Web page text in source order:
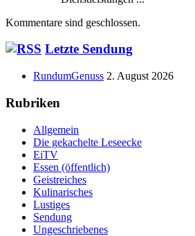
Kommentare sind geschlossen.
Haupt-
Seitenleiste
Letzte Sendung
RundumGenuss 2. August 2026
Rubriken
Allgemein
Die gekachelte Leseecke
EiTV
Essen (öffentlich)
Geistreiches
Kulinarisches
Lustiges
Sendung
Ungeschriebenes